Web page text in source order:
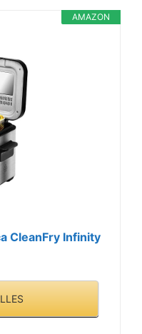
AMAZON
CleanFry Infinity